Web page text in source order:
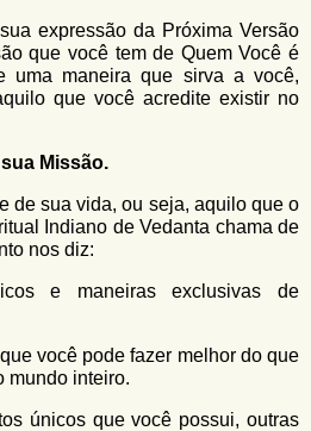
expressão da Próxima Versão
que você tem de Quem Você é
uma maneira que sirva a você,
que você acredite existir no
Missão.
de sua vida, ou seja, aquilo que o
Indiano de Vedanta chama de
nos diz:
e maneiras exclusivas de
você pode fazer melhor do que
mundo inteiro.
únicos que você possui, outras